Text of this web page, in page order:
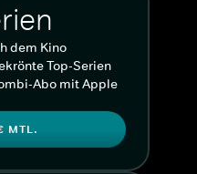
dem Kino
Top-Serien
Abo mit Apple
MTL.